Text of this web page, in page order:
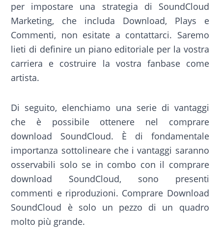
per impostare una strategia di SoundCloud
Marketing, che includa Download, Plays e
Commenti, non esitate a contattarci. Saremo
lieti di definire un piano editoriale per la vostra
carriera e costruire la vostra fanbase come
artista.
Di seguito, elenchiamo una serie di vantaggi
che è possibile ottenere nel comprare
download SoundCloud. È di fondamentale
importanza sottolineare che i vantaggi saranno
osservabili solo se in combo con il comprare
download SoundCloud, sono presenti
commenti e riproduzioni. Comprare Download
SoundCloud è solo un pezzo di un quadro
molto più grande.